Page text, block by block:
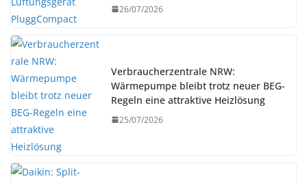
26/07/2026
Verbraucherzentrale NRW:
Wärmepumpe bleibt trotz neuer BEG-
Regeln eine attraktive Heizlösung
25/07/2026